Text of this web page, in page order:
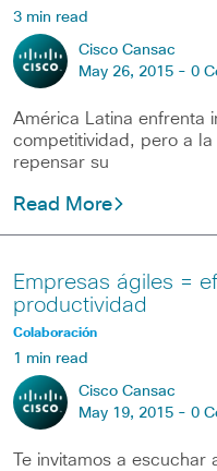
3 min read
Cisco Cansac
May 26, 2015 - 0
América Latina enfrenta
competitividad, pero a
repensar su
Read More
Empresas ágiles =
productividad
Colaboración
1 min read
Cisco Cansac
May 19, 2015 - 0
Te invitamos a escuchar